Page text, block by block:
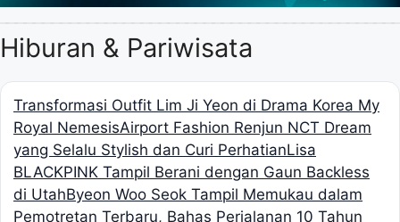
Hiburan & Pariwisata
Transformasi Outfit Lim Ji Yeon di Drama Korea My
Royal NemesisAirport Fashion Renjun NCT Dream
yang Selalu Stylish dan Curi PerhatianLisa
BLACKPINK Tampil Berani dengan Gaun Backless
di UtahByeon Woo Seok Tampil Memukau dalam
Pemotretan Terbaru, Bahas Perjalanan 10 Tahun